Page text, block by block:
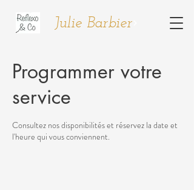
Julie Barbier
Programmer votre
service
Consultez nos disponibilités et réservez la date et
l'heure qui vous conviennent.